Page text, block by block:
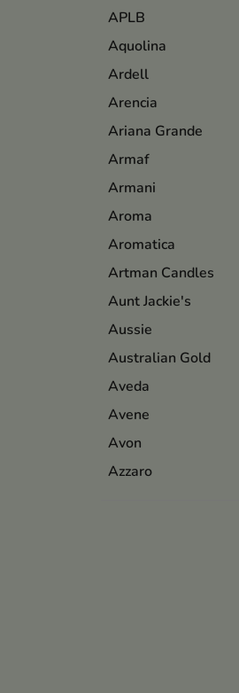
APLB
Aquolina
Ardell
Arencia
Ariana Grande
Armaf
Armani
Aroma
Aromatica
Artman Candles
Aunt Jackie's
Aussie
Australian Gold
Aveda
Avene
Avon
Azzaro